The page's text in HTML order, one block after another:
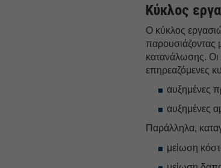
Κύκλος
Ο κύκλος
παρουσιάζοντας
κατανάλωσης. Οι
επηρεαζόμενες
αυξημένες
αυξημένες
Παράλληλα,
μείωση